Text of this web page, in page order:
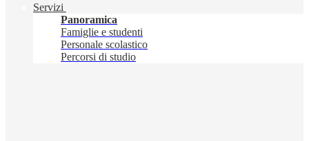
Servizi
Panoramica
Famiglie e studenti
Personale scolastico
Percorsi di studio